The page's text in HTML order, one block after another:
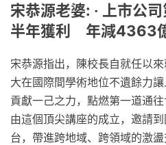
宋恭源老婆: ‧ 上市公
半年獲利 年減4363
宋恭源指出，陳校長自就任以
大在國際間學術地位不遺餘力
貢獻一己之力，點燃第一道通
由這個頂尖講座的成立，邀請
台，帶進跨地域、跨領域的激